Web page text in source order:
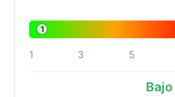
1
1 3 5
Bajo